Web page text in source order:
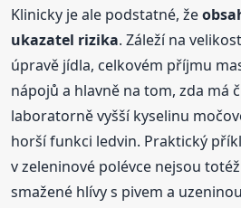
Klinicky je ale podstatné, že
ukazatel rizika. Záleží na
úpravě jídla, celkovém příjmu
nápojů a hlavně na tom, zda má
laboratorně vyšší kyselinu
horší funkci ledvin. Praktický
v zeleninové polévce nejsou
smažené hlívy s pivem a